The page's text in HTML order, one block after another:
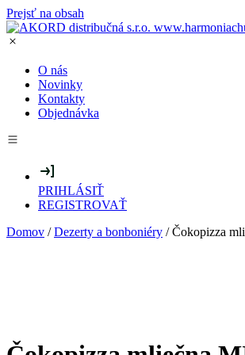
Prejsť na obsah
O nás
Novinky
Kontakty
Objednávka
PRIHLÁSIŤ
REGISTROVAŤ
Domov /Dezerty a bonboniéry / Čokopizza